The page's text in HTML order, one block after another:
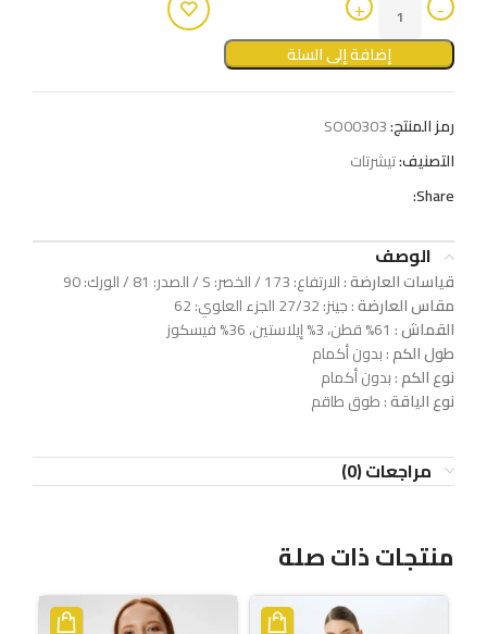
إضافة إلى السلة
رمز المنتج:SO00303
التصنيف:تيشرتات
Share:
الوصف
قياسات العارضة: الارتفاع: 173 / الخصر: S / الصدر: 81 / الورك: 90
مقاس العارضة: جينز: 27/32 الجزء العلوي: 62
القماش: 61% قطن، 3% إيلاستين، 36% فيسكوز
طول الكم: بدون أكمام
نوع الكم: بدون أكمام
نوع الياقة: طوق طاقم
مراجعات (0)
منتجات ذات صلة